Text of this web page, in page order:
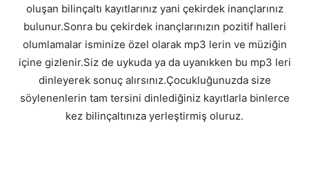
oluşan bilinçaltı kayıtlarınız yani çekirdek inançlarınız
bulunur.Sonra bu çekirdek inançlarınızın pozitif halleri
olumlamalar isminize özel olarak mp3 lerin ve müziğin
içine gizlenir.Siz de uykuda ya da uyanıkken bu mp3 leri
dinleyerek sonuç alırsınız.Çocukluğunuzda size
söylenenlerin tam tersini dinlediğiniz kayıtlarla binlerce
kez bilinçaltınıza yerleştirmiş oluruz.